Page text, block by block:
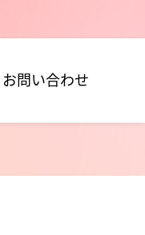
お問い合わせ